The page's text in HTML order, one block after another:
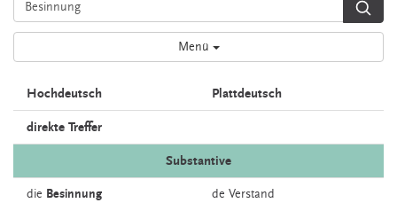
Menü
Hochdeutsch Plattdeutsch
direkte Treffer
Substantive
die Besinnung de Verstand